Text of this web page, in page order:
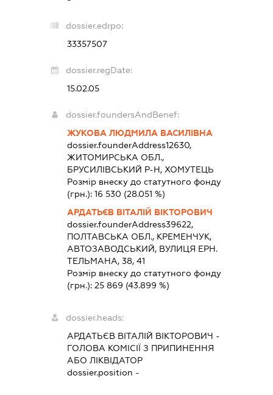
dossier.edrpo:
33357507
dossier.regDate:
15.02.05
dossier.foundersAndBenef:
ЖУКОВА ЛЮДМИЛА ВАСИЛІВНА
dossier.founderAddress12630,
ЖИТОМИРСЬКА ОБЛ.,
БРУСИЛІВСЬКИЙ Р-Н, ХОМУТЕЦЬ
Розмір внеску до статутного фонду
(грн.):16 530 (28.051 %)
АРДАТЬЄВ ВІТАЛІЙ ВІКТОРОВИЧ
dossier.founderAddress39622,
ПОЛТАВСЬКА ОБЛ., КРЕМЕНЧУК,
АВТОЗАВОДСЬКИЙ, ВУЛИЦЯ ЕРН.
ТЕЛЬМАНА, 38, 41
Розмір внеску до статутного фонду
(грн.):25 869 (43.899 %)
dossier.heads:
АРДАТЬЄВ ВІТАЛІЙ ВІКТОРОВИЧ -
ГОЛОВА КОМІСІЇ З ПРИПИНЕННЯ
АБО ЛІКВІДАТОР
dossier.position -